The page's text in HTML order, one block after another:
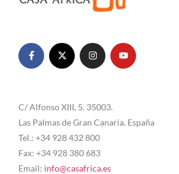
C/ Alfonso XIII, 5. 35003.
Las Palmas de Gran Canaria. España
Tel.: +34 928 432 800
Fax: +34 928 380 683
Email: info@casafrica.es